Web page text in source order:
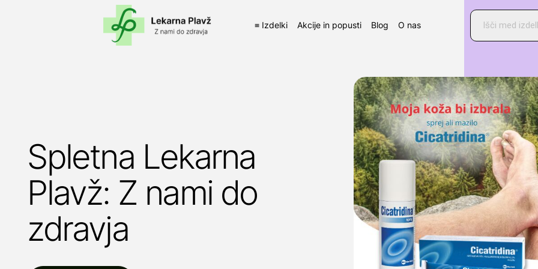
≡ Izdelki Akcije in popusti Blog O nas
Products
search
Spletna Lekarna
Plavž: Z nami do
zdravja